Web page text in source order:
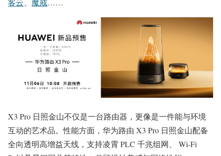
客云
魔戒……
X3 Pro 日照金山不仅是一台路由器，更像是一件能与环境
互动的艺术品。性能方面，华为路由 X3 Pro 日照金山配备
全向透明高增益天线，支持凌霄 PLC 千兆组网、 Wi-Fi